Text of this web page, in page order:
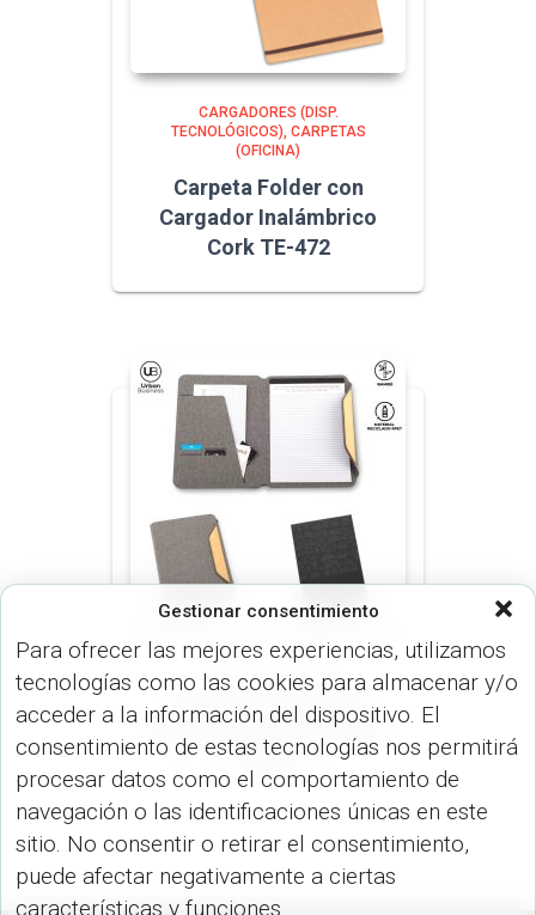
Gestionar consentimiento
Para ofrecer las mejores experiencias, utilizamos
tecnologías como las cookies para almacenar y/o
acceder a la información del dispositivo. El
consentimiento de estas tecnologías nos permitirá
procesar datos como el comportamiento de
navegación o las identificaciones únicas en este
sitio. No consentir o retirar el consentimiento,
puede afectar negativamente a ciertas
características y funciones.
CARGADORES (DISP.
TECNOLÓGICOS) CARPETAS
(OFICINA)
Carpeta Folder con
Cargador Inalámbrico
Cork TE-472
CARPETAS (OFICINA)
Carpeta Folder RPET
Bamboo Urban Business